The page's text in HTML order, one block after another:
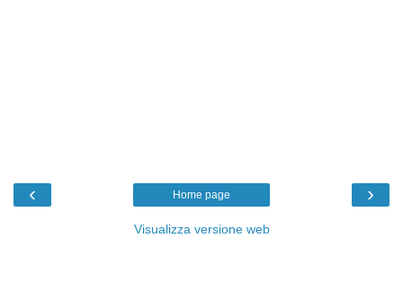
‹ ›
Home page
Visualizza versione web